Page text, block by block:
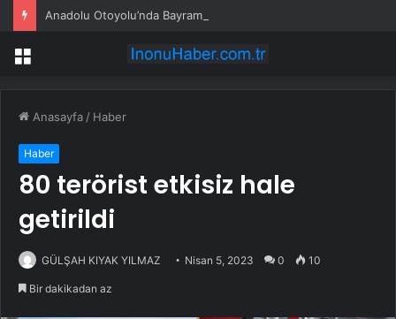
Anadolu Otoyolu’nda Bayram Yoğunluğu
Menü
Anasayfa / Haber
Haber
80 terörist etkisiz hale
getirildi
GÜLŞAH KIYAK YILMAZ Nisan 5, 2023 0 10
Bir dakikadan az